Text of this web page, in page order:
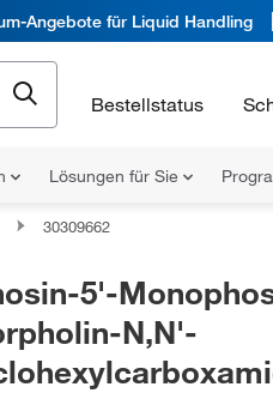
Angebote für Liquid Handling
Bestellstatus
Lösungen für Sie
30309662
5'-
N,N'-